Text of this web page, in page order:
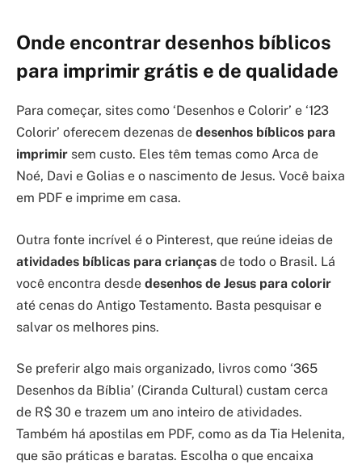
Onde encontrar desenhos bíblicos
para imprimir grátis e de qualidade
Para começar, sites como ‘Desenhos e Colorir’ e ‘123
Colorir’ oferecem dezenas de desenhos bíblicos para
imprimir sem custo. Eles têm temas como Arca de
Noé, Davi e Golias e o nascimento de Jesus. Você baixa
em PDF e imprime em casa.
Outra fonte incrível é o Pinterest, que reúne ideias de
atividades bíblicas para crianças de todo o Brasil. Lá
você encontra desde desenhos de Jesus para colorir
até cenas do Antigo Testamento. Basta pesquisar e
salvar os melhores pins.
Se preferir algo mais organizado, livros como ‘365
Desenhos da Bíblia’ (Ciranda Cultural) custam cerca
de R$ 30 e trazem um ano inteiro de atividades.
Também há apostilas em PDF, como as da Tia Helenita,
que são práticas e baratas. Escolha o que encaixa